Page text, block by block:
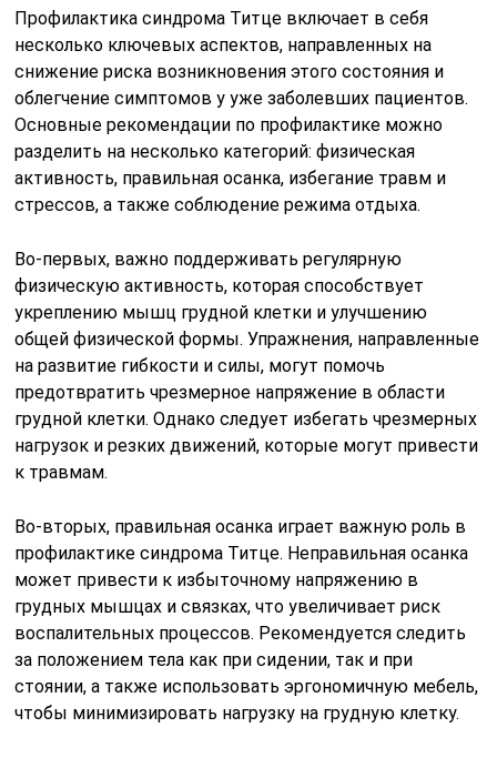
Профилактика синдрома Титце включает в себя
несколько ключевых аспектов, направленных на
снижение риска возникновения этого состояния и
облегчение симптомов у уже заболевших пациентов.
Основные рекомендации по профилактике можно
разделить на несколько категорий: физическая
активность, правильная осанка, избегание травм и
стрессов, а также соблюдение режима отдыха.
Во-первых, важно поддерживать регулярную
физическую активность, которая способствует
укреплению мышц грудной клетки и улучшению
общей физической формы. Упражнения, направленные
на развитие гибкости и силы, могут помочь
предотвратить чрезмерное напряжение в области
грудной клетки. Однако следует избегать чрезмерных
нагрузок и резких движений, которые могут привести
к травмам.
Во-вторых, правильная осанка играет важную роль в
профилактике синдрома Титце. Неправильная осанка
может привести к избыточному напряжению в
грудных мышцах и связках, что увеличивает риск
воспалительных процессов. Рекомендуется следить
за положением тела как при сидении, так и при
стоянии, а также использовать эргономичную мебель,
чтобы минимизировать нагрузку на грудную клетку.